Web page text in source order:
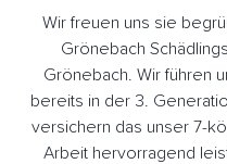
Wir freuen uns sie
Grönebach
Grönebach. Wir führen
bereits in der 3.
versichern das unser 7-
Arbeit hervorragend